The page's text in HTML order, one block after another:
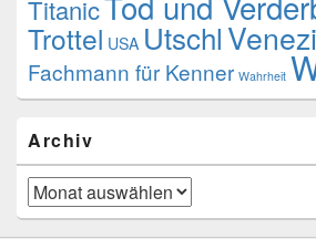
Titanic
Trottel USA Utschl
Fachmann für Kenner Wahrheit
Archiv
Archiv